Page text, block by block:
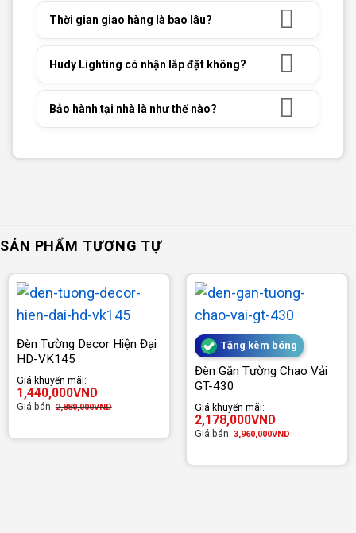
Thời gian giao hàng là bao lâu?
Hudy Lighting có nhận lắp đặt không?
Bảo hành tại nhà là như thế nào?
SẢN PHẨM TƯƠNG TỰ
Đèn Tường Decor Hiện Đại
HD-VK145
Giá khuyến mãi:
1,440,000VND
Giá bán:2,880,000VND
Tặng kèm bóng
Đèn Gắn Tường Chao Vải
GT-430
Giá khuyến mãi:
2,178,000VND
Giá bán:3,960,000VND